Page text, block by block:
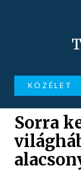
KÖZÉLET
Sorra